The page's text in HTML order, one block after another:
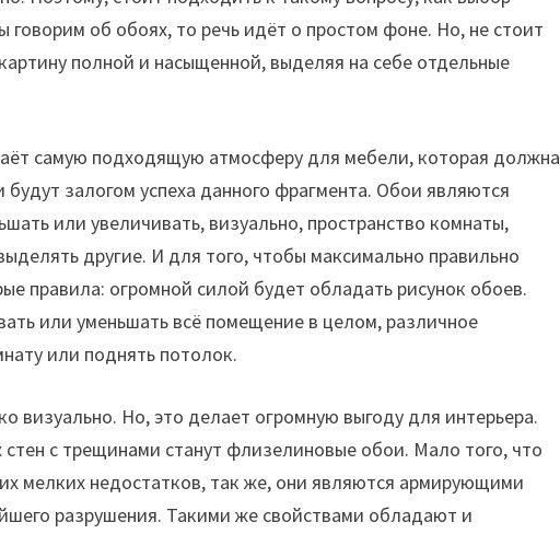
об обоях, то речь идёт о простом фоне. Но, не стоит
полной и насыщенной, выделяя на себе отдельные
самую подходящую атмосферу для мебели, которая должна
залогом успеха данного фрагмента. Обои являются
или увеличивать, визуально, пространство комнаты,
другие. И для того, чтобы максимально правильно
правила: огромной силой будет обладать рисунок обоев.
или уменьшать всё помещение в целом, различное
или поднять потолок.
визуально. Но, это делает огромную выгоду для интерьера.
с трещинами станут флизелиновые обои. Мало того, что
мелких недостатков, так же, они являются армирующими
разрушения. Такими же свойствами обладают и